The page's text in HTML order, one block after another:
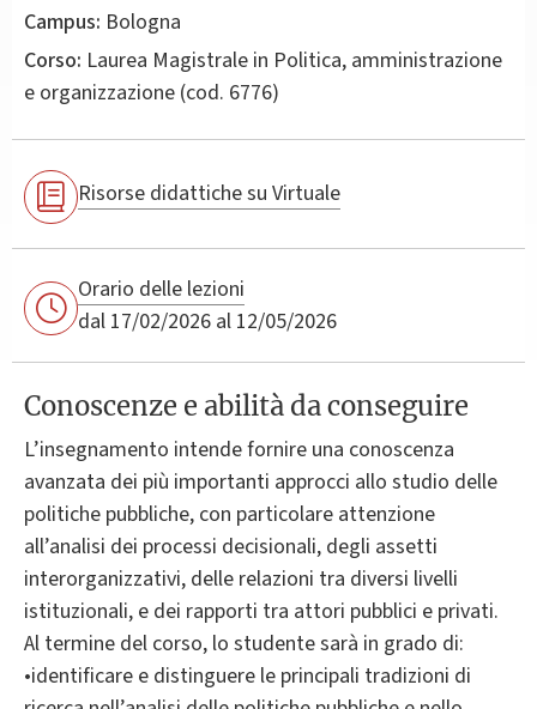
Campus: Bologna
Corso: Laurea Magistrale in Politica, amministrazione
e organizzazione (cod. 6776)
Risorse didattiche su Virtuale
Orario delle lezioni
dal 17/02/2026 al 12/05/2026
Conoscenze e abilità da conseguire
L’insegnamento intende fornire una conoscenza
avanzata dei più importanti approcci allo studio delle
politiche pubbliche, con particolare attenzione
all’analisi dei processi decisionali, degli assetti
interorganizzativi, delle relazioni tra diversi livelli
istituzionali, e dei rapporti tra attori pubblici e privati.
Al termine del corso, lo studente sarà in grado di:
•identificare e distinguere le principali tradizioni di